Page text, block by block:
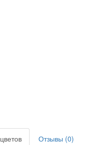
Отзывы (0)